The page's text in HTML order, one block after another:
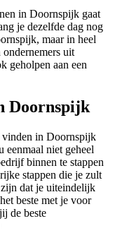
in Doornspijk gaat
je dezelfde dag nog
maar in heel
uit
geholpen aan een
Doornspijk
vinden in Doornspijk
niet geheel
binnen te stappen
stappen die je zult
dat je uiteindelijk
beste met je voor
de beste